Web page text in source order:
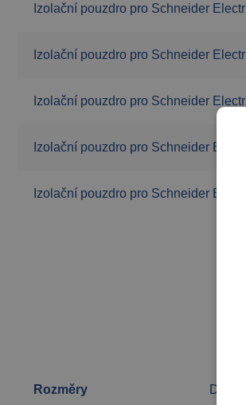
Izolační pouzdro pro Schneider
Izolační pouzdro pro Schneider
Izolační pouzdro pro Schneider
Izolační pouzdro pro Schneider
Izolační pouzdro pro Schneider
Rozměry DN